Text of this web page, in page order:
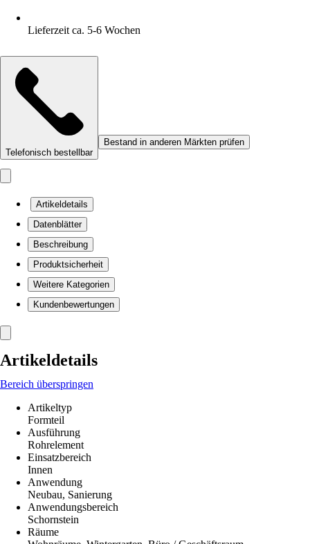
Lieferzeit ca. 5-6 Wochen
Telefonisch bestellbar
Bestand in anderen Märkten prüfen
Artikeldetails
Datenblätter
Beschreibung
Produktsicherheit
Weitere Kategorien
Kundenbewertungen
Artikeldetails
Bereich überspringen
Artikeltyp
Formteil
Ausführung
Rohrelement
Einsatzbereich
Innen
Anwendung
Neubau, Sanierung
Anwendungsbereich
Schornstein
Räume